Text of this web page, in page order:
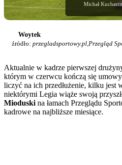
Michał
Woytek
źródło: przegladsportowy.pl,Przegląd
Aktualnie w kadrze pierwszej
którym w czerwcu kończą się
liczyć na ich przedłużenie, kilku jest
niektórymi Legia wiąże swoją
Mioduski na łamach Przeglądu
kadrowe na najbliższe miesiące.